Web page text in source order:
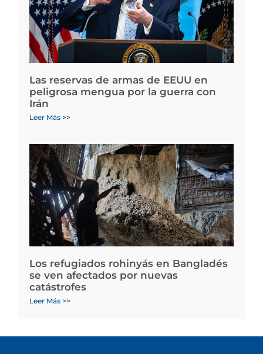
Las reservas de armas de EEUU en
peligrosa mengua por la guerra con
Irán
Leer Más >>
Los refugiados rohinyás en Bangladés
se ven afectados por nuevas
catástrofes
Leer Más >>